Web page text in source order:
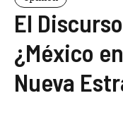
El
¿México
Nueva